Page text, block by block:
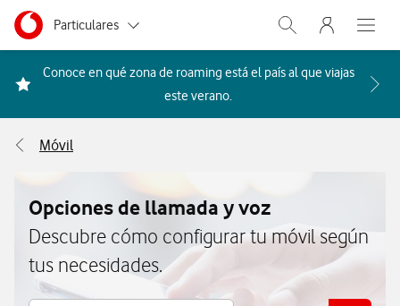
Ir a la pagina principal de vodafone.es
Menu navegación Segmento
Particulares
Autónomos
Grandes empresas
Abrir buscador.
Menu
Abre
Conoce en qué zona de roaming está el país al que viajas
este verano. Acceder a la FAQ Qué
Móvil
Opciones de llamada y voz
Descubre cómo configurar tu móvil según
tus necesidades.